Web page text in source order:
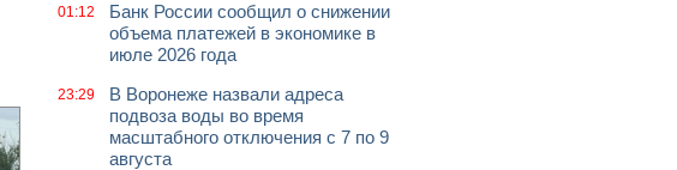
01:12
Банк России сообщил о снижении
объема платежей в экономике в
июле 2026 года
23:29
В Воронеже назвали адреса
подвоза воды во время
масштабного отключения с 7 по 9
августа